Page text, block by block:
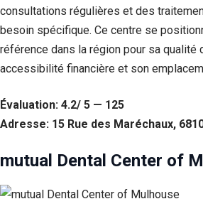
consultations régulières et des
besoin spécifique. Ce centre se
référence dans la région pour sa qualité
accessibilité financière et son
Évaluation: 4.2/ 5 — 125
Adresse: 15 Rue des Maréchaux,
mutual Dental Center of
Statistiques
Afin que
nous
améliorer la
et la structure
du site Web,
en fonction
dont le site
Web est